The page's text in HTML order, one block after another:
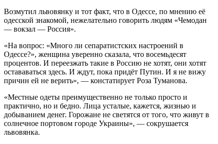
Возмутил львовянку и тот факт, что в Одессе, по мнению её
одесской знакомой, нежелательно говорить людям «Чемодан
— вокзал — Россия».
«На вопрос: «Много ли сепаратистских настроений в
Одессе?», женщина уверенно сказала, что восемьдесят
процентов. И переезжать такие в Россию не хотят, они хотят
остававаться здесь. И ждут, пока придёт Путин. И я не вижу
причин ей не верить», — констатирует Роза Туманова.
«Местные одеты преимущественно не только просто и
практично, но и бедно. Лица усталые, кажется, жизнью и
добыванием денег. Горожане не светятся от того, что живут в
солнечное портовом городе Украины», — сокрушается
львовянка.